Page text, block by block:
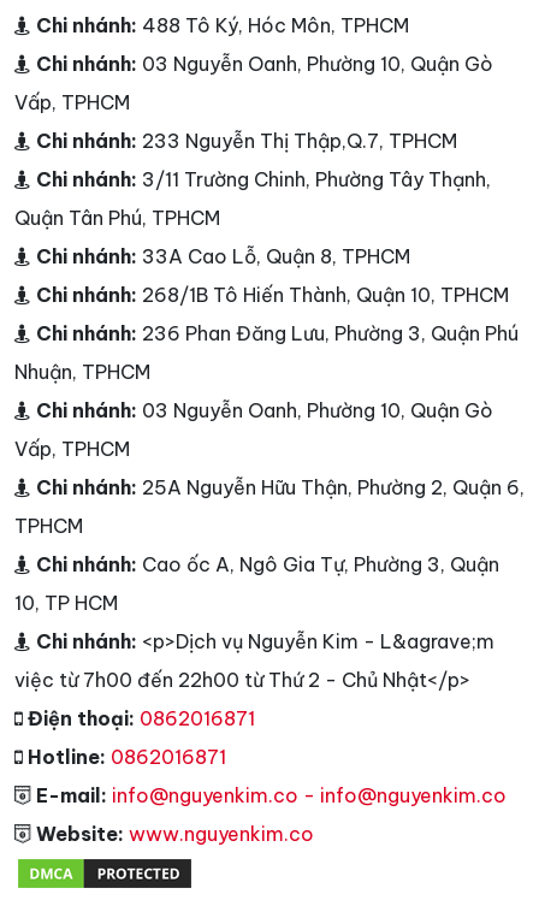
Chi nhánh: 488 Tô Ký, Hóc Môn, TPHCM
Chi nhánh: 03 Nguyễn Oanh, Phường 10, Quận Gò
Vấp, TPHCM
Chi nhánh: 233 Nguyễn Thị Thập,Q.7, TPHCM
Chi nhánh: 3/11 Trường Chinh, Phường Tây Thạnh,
Quận Tân Phú, TPHCM
Chi nhánh: 33A Cao Lỗ, Quận 8, TPHCM
Chi nhánh: 268/1B Tô Hiến Thành, Quận 10, TPHCM
Chi nhánh: 236 Phan Đăng Lưu, Phường 3, Quận Phú
Nhuận, TPHCM
Chi nhánh: 03 Nguyễn Oanh, Phường 10, Quận Gò
Vấp, TPHCM
Chi nhánh: 25A Nguyễn Hữu Thận, Phường 2, Quận 6,
TPHCM
Chi nhánh: Cao ốc A, Ngô Gia Tự, Phường 3, Quận
10, TP HCM
Chi nhánh: <p>Dịch vụ Nguyễn Kim - L&agrave;m
việc từ 7h00 đến 22h00 từ Thứ 2 - Chủ Nhật</p>
Điện thoại: 0862016871
Hotline: 0862016871
E-mail: info@nguyenkim.co - info@nguyenkim.co
Website: www.nguyenkim.co